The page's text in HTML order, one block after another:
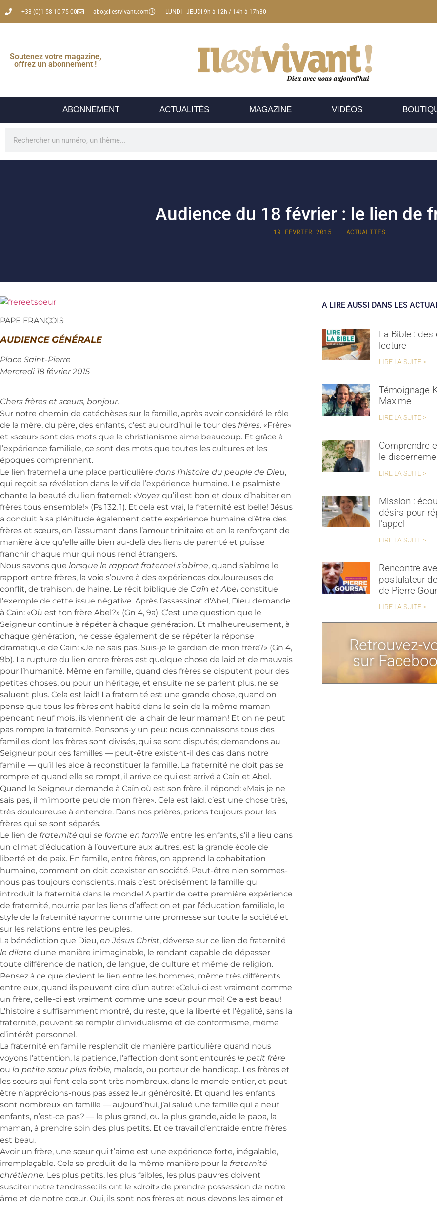
+33 (0)1 58 10 75 00 abo@ilestvivant.com LUNDI - JEUDI 9h à 12h / 14h à 17h30
Soutenez votre magazine,
offrez un abonnement !
ABONNEMENT ACTUALITÉS MAGAZINE VIDÉOS
Audience du 18 février : le lien de
19 FÉVRIER 2015 ACTUALITÉS
PAPE FRANÇOIS
AUDIENCE GÉNÉRALE
Place Saint-Pierre
Mercredi 18 février 2015
Chers frères et sœurs, bonjour.
Sur notre chemin de catéchèses sur la famille, après avoir considéré le rôle
de la mère, du père, des enfants, c’est aujourd’hui le tour des frères. «Frère»
et «sœur» sont des mots que le christianisme aime beaucoup. Et grâce à
l’expérience familiale, ce sont des mots que toutes les cultures et les
époques comprennent.
Le lien fraternel a une place particulière dans l’histoire du peuple de Dieu,
qui reçoit sa révélation dans le vif de l’expérience humaine. Le psalmiste
chante la beauté du lien fraternel: «Voyez qu’il est bon et doux d’habiter en
frères tous ensemble!» (Ps 132, 1). Et cela est vrai, la fraternité est belle! Jésus
a conduit à sa plénitude également cette expérience humaine d’être des
frères et sœurs, en l’assumant dans l’amour trinitaire et en la renforçant de
manière à ce qu’elle aille bien au-delà des liens de parenté et puisse
franchir chaque mur qui nous rend étrangers.
Nous savons que lorsque le rapport fraternel s’abîme, quand s’abîme le
rapport entre frères, la voie s’ouvre à des expériences douloureuses de
conflit, de trahison, de haine. Le récit biblique de Caïn et Abelconstitue
l’exemple de cette issue négative. Après l’assassinat d’Abel, Dieu demande
à Caïn: «Où est ton frère Abel?» (Gn 4, 9a). C’est une question que le
Seigneur continue à répéter à chaque génération. Et malheureusement, à
chaque génération, ne cesse également de se répéter la réponse
dramatique de Caïn: «Je ne sais pas. Suis-je le gardien de mon frère?» (Gn 4,
9b). La rupture du lien entre frères est quelque chose de laid et de mauvais
pour l’humanité. Même en famille, quand des frères se disputent pour des
petites choses, ou pour un héritage, et ensuite ne se parlent plus, ne se
saluent plus. Cela est laid! La fraternité est une grande chose, quand on
pense que tous les frères ont habité dans le sein de la même maman
pendant neuf mois, ils viennent de la chair de leur maman! Et on ne peut
pas rompre la fraternité. Pensons-y un peu: nous connaissons tous des
familles dont les frères sont divisés, qui se sont disputés; demandons au
Seigneur pour ces familles — peut-être existent-il des cas dans notre
famille — qu’il les aide à reconstituer la famille. La fraternité ne doit pas se
rompre et quand elle se rompt, il arrive ce qui est arrivé à Caïn et Abel.
Quand le Seigneur demande à Caïn où est son frère, il répond: «Mais je ne
sais pas, il m’importe peu de mon frère». Cela est laid, c’est une chose très,
très douloureuse à entendre. Dans nos prières, prions toujours pour les
frères qui se sont séparés.
Le lien de fraternité qui se forme en famille entre les enfants, s’il a lieu dans
un climat d’éducation à l’ouverture aux autres, est la grande école de
liberté et de paix. En famille, entre frères, on apprend la cohabitation
humaine, comment on doit coexister en société. Peut-être n’en sommes-
nous pas toujours conscients, mais c’est précisément la famille qui
introduit la fraternité dans le monde! A partir de cette première expérience
de fraternité, nourrie par les liens d’affection et par l’éducation familiale, le
style de la fraternité rayonne comme une promesse sur toute la société et
sur les relations entre les peuples.
La bénédiction que Dieu, en Jésus Christ, déverse sur ce lien de fraternité
le dilate d’une manière inimaginable, le rendant capable de dépasser
toute différence de nation, de langue, de culture et même de religion.
Pensez à ce que devient le lien entre les hommes, même très différents
entre eux, quand ils peuvent dire d’un autre: «Celui-ci est vraiment comme
un frère, celle-ci est vraiment comme une sœur pour moi! Cela est beau!
L’histoire a suffisamment montré, du reste, que la liberté et l’égalité, sans la
fraternité, peuvent se remplir d’invidualisme et de conformisme, même
d’intérêt personnel.
La fraternité en famille resplendit de manière particulière quand nous
voyons l’attention, la patience, l’affection dont sont entourés le petit frère
ou la petite sœur plus faible, malade, ou porteur de handicap. Les frères et
les sœurs qui font cela sont très nombreux, dans le monde entier, et peut-
être n’apprécions-nous pas assez leur générosité. Et quand les enfants
sont nombreux en famille — aujourd’hui, j’ai salué une famille qui a neuf
enfants, n’est-ce pas? — le plus grand, ou la plus grande, aide le papa, la
maman, à prendre soin des plus petits. Et ce travail d’entraide entre frères
est beau.
Avoir un frère, une sœur qui t’aime est une expérience forte, inégalable,
irremplaçable. Cela se produit de la même manière pour la fraternité
chrétienne. Les plus petits, les plus faibles, les plus pauvres doivent
susciter notre tendresse: ils ont le «droit» de prendre possession de notre
âme et de notre cœur. Oui, ils sont nos frères et nous devons les aimer et
A LIRE AUSSI DANS LES
La Bible : des
lecture
LIRE LA SUITE >
Témoignage
Maxime
LIRE LA SUITE >
Comprendre
le
LIRE LA SUITE >
Mission :
désirs pour
l’appel
LIRE LA SUITE >
Rencontre
postulateur
de Pierre
LIRE LA SUITE >
Retrouvez-
sur